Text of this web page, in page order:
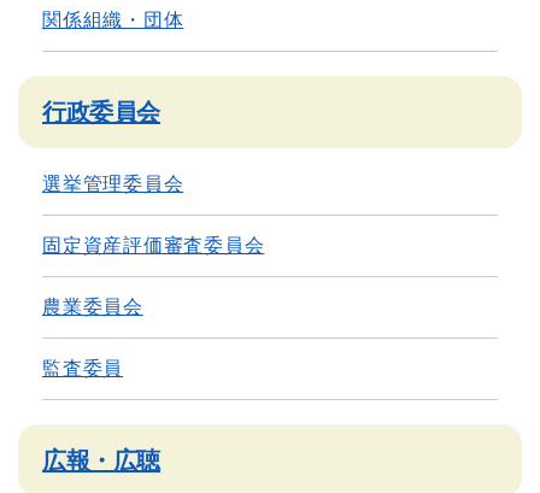
関係組織・団体
行政委員会
選挙管理委員会
固定資産評価審査委員会
農業委員会
監査委員
広報・広聴